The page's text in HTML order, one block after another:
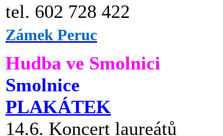
tel. 602 728 422
Zámek Peruc
Hudba ve Smolnici
Smolnice
PLAKÁTEK
14.6. Koncert laureátů